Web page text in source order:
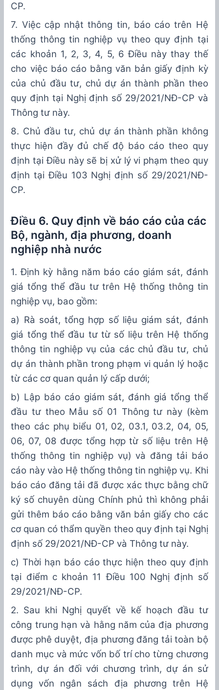
CP.
7. Việc cập nhật thông tin, báo cáo trên Hệ
thống thông tin nghiệp vụ theo quy định tại
các khoản 1, 2, 3, 4, 5, 6 Điều này thay thế
cho việc báo cáo bằng văn bản giấy định kỳ
của chủ đầu tư, chủ dự án thành phần theo
quy định tại Nghị định số 29/2021/NĐ-CP và
Thông tư này.
8. Chủ đầu tư, chủ dự án thành phần không
thực hiện đầy đủ chế độ báo cáo theo quy
định tại Điều này sẽ bị xử lý vi phạm theo quy
định tại Điều 103 Nghị định số 29/2021/NĐ-
CP.
Điều 6. Quy định về báo cáo của các
Bộ, ngành, địa phương, doanh
nghiệp nhà nước
1.Định kỳ hằng năm báo cáo giám sát, đánh
giá tổng thể đầu tư trên Hệ thống thông tin
nghiệp vụ, bao gồm:
a) Rà soát, tổng hợp số liệu giám sát, đánh
giá tổng thể đầu tư từ số liệu trên Hệ thống
thông tin nghiệp vụ của các chủ đầu tư, chủ
dự án thành phần trong phạm vi quản lý hoặc
từ các cơ quan quản lý cấp dưới;
b) Lập báo cáo giám sát, đánh giá tổng thể
đầu tư theo Mẫu số 01 Thông tư này (kèm
theo các phụ biểu 01, 02, 03.1, 03.2, 04, 05,
06, 07, 08 được tổng hợp từ số liệu trên Hệ
thống thông tin nghiệp vụ) và đăng tảibáo
cáo này vào Hệ thống thông tin nghiệp vụ. Khi
báo cáo đăng tải đã được xác thực bằng chữ
ký số chuyên dùng Chính phủ thì không phải
gửi thêm báo cáo bằng văn bản giấy cho các
cơ quan có thẩm quyền theo quy định tại Nghị
định số 29/2021/NĐ-CPvà Thông tư này.
c) Thời hạn báo cáo thực hiện theo quy định
tại điểm c khoản 11 Điều 100 Nghị định số
29/2021/NĐ-CP.
2. Sau khi Nghị quyết về kế hoạch đầu tư
công trung hạn và hằng năm của địa phương
được phê duyệt, địa phương đăng tải toàn bộ
danh mục và mức vốn bố trí cho từng chương
trình, dự án đối với chương trình, dự án sử
dụng vốn ngân sách địa phương trên Hệ